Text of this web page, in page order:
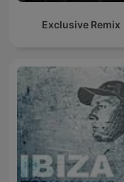
Exclusive Remix